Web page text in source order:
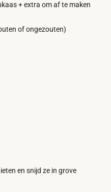
+ extra om af te maken
of ongezouten)
en snijd ze in grove